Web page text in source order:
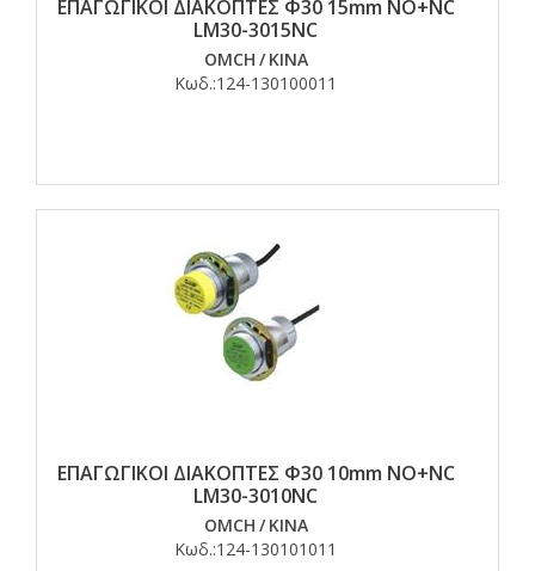
ΕΠΑΓΩΓΙΚΟΙ ΔΙΑΚΟΠΤΕΣ Φ30 15mm NO+NC
LM30-3015NC
OMCH / ΚΙΝΑ
Κωδ.:124-130100011
ΕΠΑΓΩΓΙΚΟΙ ΔΙΑΚΟΠΤΕΣ Φ30 10mm NO+NC
LM30-3010NC
OMCH / ΚΙΝΑ
Κωδ.:124-130101011